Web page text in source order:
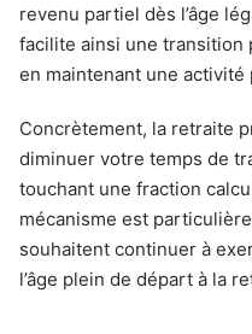
revenu partiel dès l’âge
facilite ainsi une transition
en maintenant une
Concrètement, la retraite
diminuer votre temps de
touchant une fraction
mécanisme est
souhaitent continuer à
l’âge plein de départ à la